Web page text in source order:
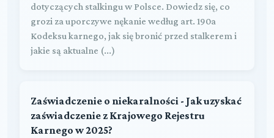
dotyczących stalkingu w Polsce. Dowiedz się, co
grozi za uporczywe nękanie według art. 190a
Kodeksu karnego, jak się bronić przed stalkerem i
jakie są aktualne (...)
Zaświadczenie o niekaralności - Jak uzyskać
zaświadczenie z Krajowego Rejestru
Karnego w 2025?